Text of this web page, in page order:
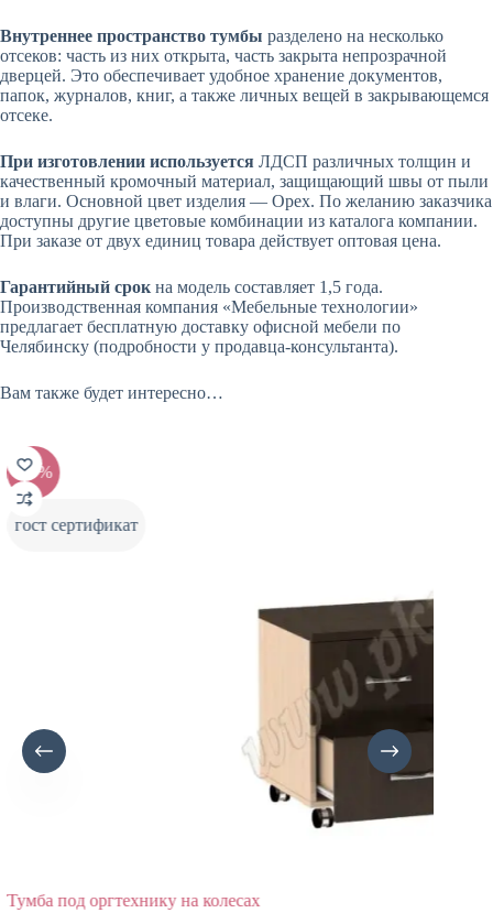
Внутреннее пространство тумбы разделено на несколько
отсеков: часть из них открыта, часть закрыта непрозрачной
дверцей. Это обеспечивает удобное хранение документов,
папок, журналов, книг, а также личных вещей в закрывающемся
отсеке.
При изготовлении используется ЛДСП различных толщин и
качественный кромочный материал, защищающий швы от пыли
и влаги. Основной цвет изделия — Орех. По желанию заказчика
доступны другие цветовые комбинации из каталога компании.
При заказе от двух единиц товара действует оптовая цена.
Гарантийный срок на модель составляет 1,5 года.
Производственная компания «Мебельные технологии»
предлагает бесплатную доставку офисной мебели по
Челябинску (подробности у продавца-консультанта).
Вам также будет интересно…
-20%
гост сертификат
Тумба под оргтехнику на колесах